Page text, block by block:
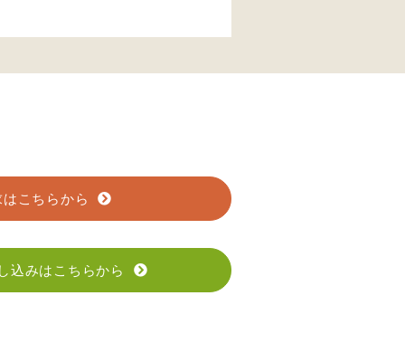
こちらから
込みはこちらから